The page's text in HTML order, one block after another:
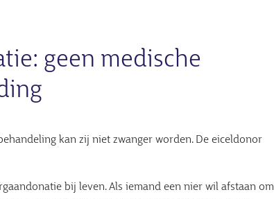
geen medische
kan zij niet zwanger worden. De eiceldonor
bij leven. Als iemand een nier wil afstaan om